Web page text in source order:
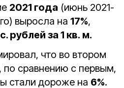
2021 года (июнь 2021-
выросла на 17%,
рублей за 1 кв. м.
что во втором
по сравнению с первым,
стали дороже на 6%.